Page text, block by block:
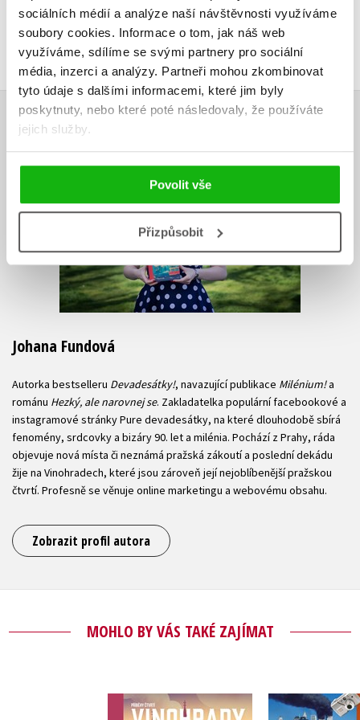
sociálních médií a analýze naší návštěvnosti využíváme
soubory cookies. Informace o tom, jak náš web
využíváme, sdílíme se svými partnery pro sociální
média, inzerci a analýzy. Partneři mohou zkombinovat
tyto údaje s dalšími informacemi, které jim byly
poskytnuty, nebo které poté následovaly, že používáte
jejich služby.
Povolit vše
Přizpůsobit
Uživatelskou recenzi mohou vkládat pouze registrovaní uživatelé
Přihlásit
AUTOR KNIHY
Johana Fundová
Autorka bestselleru Devadesátky!, navazující publikace Milénium!a
románu Hezký, ale narovnej se. Zakladatelka populární facebookové a
instagramové stránky Pure devadesátky, na které dlouhodobě sbírá
fenomény, srdcovky a bizáry 90. let a milénia. Pochází z Prahy, ráda
objevuje nová místa či neznámá pražská zákoutí a poslední dekádu
žije na Vinohradech, které jsou zároveň její nejoblíbenější pražskou
čtvrtí. Profesně se věnuje online marketingu a webovému obsahu.
Zobrazit profil autora
MOHLO BY VÁS TAKÉ ZAJÍMAT
Příběhy čtvrtí: